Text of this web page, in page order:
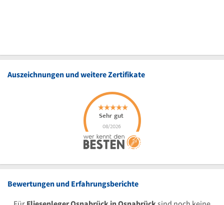
Auszeichnungen und weitere Zertifikate
Bewertungen und Erfahrungsberichte